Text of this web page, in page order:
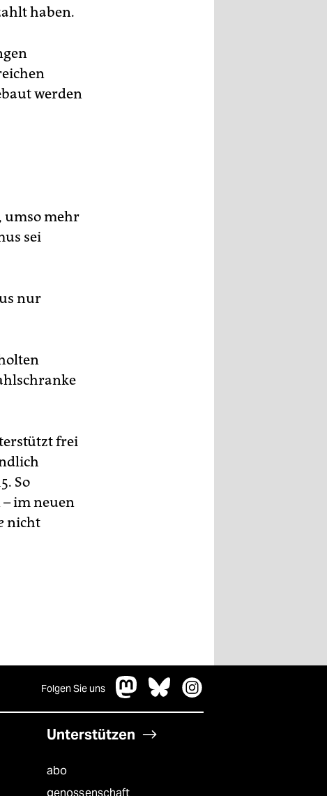
haben.
werden
umso mehr
sei
nur
frei
So
im neuen
nicht
Folgen Sie uns
Unterstützen
abo
genossenschaft